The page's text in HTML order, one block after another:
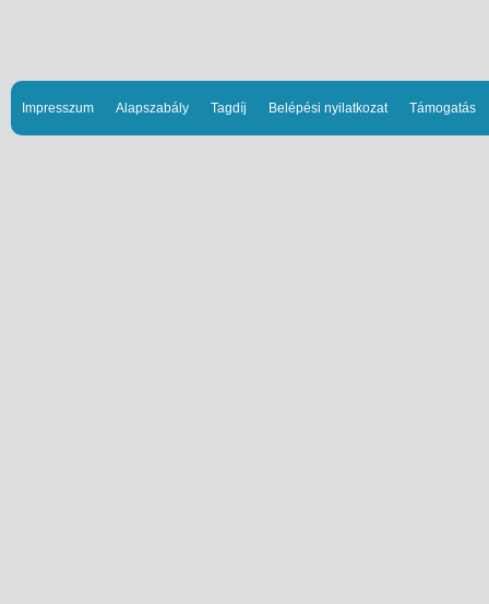
Impresszum Alapszabály Tagdíj Belépési nyilatkozat Támogatás